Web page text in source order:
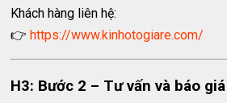
Khách hàng liên hệ:
👉 https://www.kinhotogiare.com/
H3: Bước 2 – Tư vấn và báo giá